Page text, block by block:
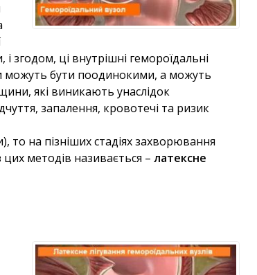
згодом, ці внутрішні гемороїдальні
можуть бути поодинокими, а можуть
які виникають унаслідок
запалення, кровотечі та ризик
то на пізніших стадіях захворювання
методів називається – латексне